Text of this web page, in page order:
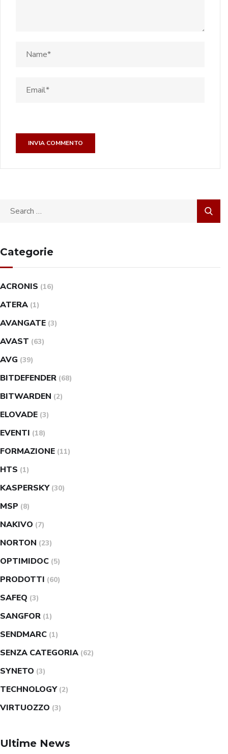
Categorie
ACRONIS (16)
ATERA (1)
AVANGATE (3)
AVAST (63)
AVG (39)
BITDEFENDER (68)
BITWARDEN (2)
ELOVADE (3)
EVENTI (18)
FORMAZIONE (11)
HTS (1)
KASPERSKY (30)
MSP (8)
NAKIVO (7)
NORTON (23)
OPTIMIDOC (5)
PRODOTTI (60)
SAFEQ (3)
SANGFOR (1)
SENDMARC (1)
SENZA CATEGORIA (62)
SYNETO (3)
TECHNOLOGY (2)
VIRTUOZZO (3)
Ultime News